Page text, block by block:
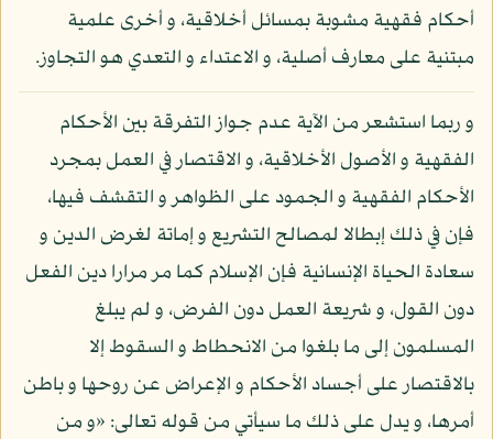
أحكام فقهية مشوبة بمسائل أخلاقية، و أخرى علمية
مبتنية على معارف أصلية، و الاعتداء و التعدي هو التجاوز.
و ربما استشعر من الآية عدم جواز التفرقة بين الأحكام
الفقهية و الأصول الأخلاقية، و الاقتصار في العمل بمجرد
الأحكام الفقهية و الجمود على الظواهر و التقشف فيها،
فإن في ذلك إبطالا لمصالح التشريع و إماتة لغرض الدين و
سعادة الحياة الإنسانية فإن الإسلام كما مر مرارا دين الفعل
دون القول، و شريعة العمل دون الفرض، و لم يبلغ
المسلمون إلى ما بلغوا من الانحطاط و السقوط إلا
بالاقتصار على أجساد الأحكام و الإعراض عن روحها و باطن
أمرها، و يدل على ذلك ما سيأتي من قوله تعالى: «و من